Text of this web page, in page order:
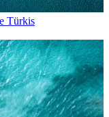
Türkis